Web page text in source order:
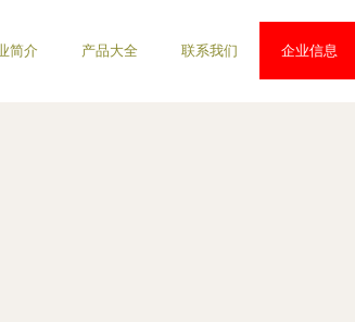
简介 产品大全 联系我们 企业信息